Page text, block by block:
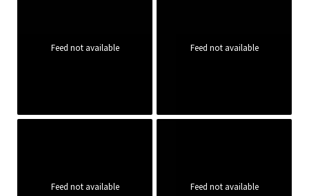
Feed not available Feed not available
Feed not available Feed not available